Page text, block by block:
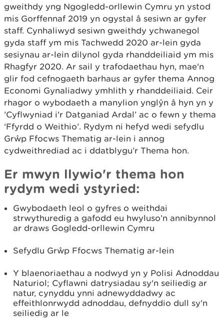
gweithdy yng Ngogledd-orllewin Cymru yn ystod
mis Gorffennaf 2019 yn ogystal â sesiwn ar gyfer
staff. Cynhaliwyd sesiwn gweithdy ychwanegol
gyda staff ym mis Tachwedd 2020 ar-lein gyda
sesiynau ar-lein dilynol gyda rhanddeiliaid ym mis
Rhagfyr 2020. Ar sail y trafodaethau hyn, mae'n
glir fod cefnogaeth barhaus ar gyfer thema Annog
Economi Gynaliadwy ymhlith y rhanddeiliaid. Ceir
rhagor o wybodaeth a manylion ynglŷn â hyn yn y
’Cyflwyniad i'r Datganiad Ardal’ ac o fewn y thema
‘Ffyrdd o Weithio’. Rydym ni hefyd wedi sefydlu
Grŵp Ffocws Thematig ar-lein i annog
cydweithrediad ac i ddatblygu’r Thema hon.
Er mwyn llywio'r thema hon
rydym wedi ystyried:
Gwybodaeth leol o gyfres o weithdai
strwythuredig a gafodd eu hwyluso’n annibynnol
ar draws Gogledd-orllewin Cymru
Sefydlu Grŵp Ffocws Thematig ar-lein
Y blaenoriaethau a nodwyd yn y Polisi Adnoddau
Naturiol; Cyflawni datrysiadau sy'n seiliedig ar
natur, cynyddu ynni adnewyddadwy ac
effeithlonrwydd adnoddau, defnyddio dull sy'n
seiliedig ar le